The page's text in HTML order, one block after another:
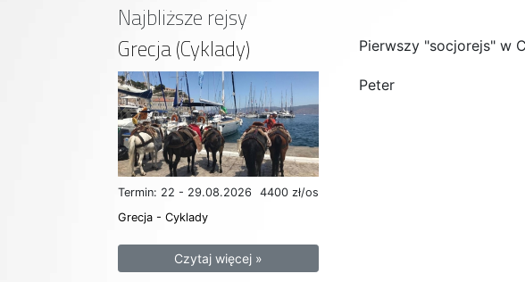
Pierwszy "socjorejs" w
Peter
Najbliższe rejsy
Grecja (Cyklady)
Termin: 22 - 29.08.2026
4400 zł/os
Grecja - Cyklady
Czytaj więcej »